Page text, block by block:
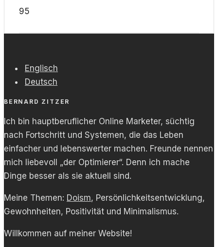
95
Englisch
Deutsch
BERNARD ZITZER
Ich bin hauptberuflicher Online Marketer, süchtig
nach Fortschritt und Systemen, die das Leben
einfacher und lebenswerter machen. Freunde nennen
mich liebevoll „der Optimierer“. Denn ich mache
Dinge besser als sie aktuell sind.
Meine Themen: Doism, Persönlichkeitsentwicklung,
Gewohnheiten, Positivität und Minimalismus.
Willkommen auf meiner Website!